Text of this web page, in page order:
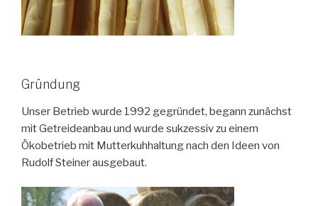
Gründung
Unser Betrieb wurde 1992 gegründet, begann zunächst
mit Getreideanbau und wurde sukzessiv zu einem
Ökobetrieb mit Mutterkuhhaltung nach den Ideen von
Rudolf Steiner ausgebaut.